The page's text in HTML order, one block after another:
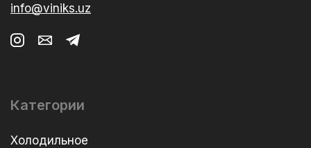
info@viniks.uz
Категории
Холодильное